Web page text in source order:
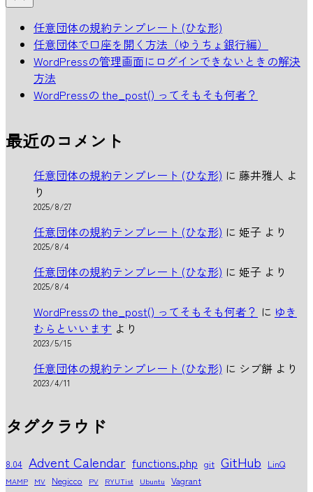
任意団体の規約テンプレート (ひな形)
任意団体で口座を開く方法（ゆうちょ銀行編）
WordPressの管理画面にログインできないときの解決
方法
WordPressの the_post() ってそもそも何者？
最近のコメント
任意団体の規約テンプレート (ひな形) に 藤井雅人 よ
り
2025/8/27
任意団体の規約テンプレート (ひな形) に 姫子 より
2025/8/4
任意団体の規約テンプレート (ひな形) に 姫子 より
2025/8/4
WordPressの the_post() ってそもそも何者？ に ゆき
むらといいます より
2023/5/15
任意団体の規約テンプレート (ひな形) に シブ餅 より
2023/4/11
タグクラウド
8.04 Advent Calendar functions.php git GitHub LinQ
MAMP MV Negicco PV RYUTist Ubuntu Vagrant